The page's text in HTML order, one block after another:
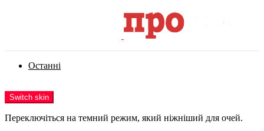
Останні
Switch skin
Переключіться на темний режим, який ніжніший для очей.